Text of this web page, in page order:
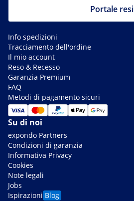
Portale resi
Info spedizioni
Tracciamento dell'ordine
Il mio account
Reso & Recesso
Garanzia Premium
FAQ
Metodi di pagamento sicuri
Su di noi
expondo Partners
Condizioni di garanzia
Informativa Privacy
Cookies
Note legali
Jobs
Ispirazioni Blog